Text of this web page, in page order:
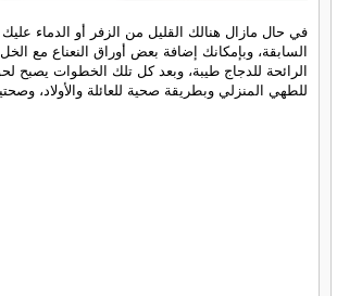
في حال مازال هنالك القليل من الزفر أو الدماء
السابقة، وبإمكانك إضافة بعض أوراق النعناع مع
الرائحة للدجاج طيبة، وبعد كل تلك الخطوات يصبح
للطهي المنزلي وبطريقة صحية للعائلة والأولاد،